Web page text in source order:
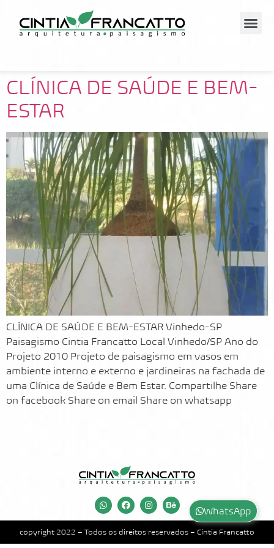
WhatsApp
CLÍNICA DE SAÚDE E BEM-
ESTAR
CLÍNICA DE SAÚDE E BEM-ESTAR Vinhedo-SP
Paisagismo Cintia Francatto Local Vinhedo/SP Ano do
Projeto 2010 Projeto de paisagismo em vasos em
ambiente interno e externo e jardineiras na fachada de
uma Clínica de Saúde e Bem Estar. Compartilhe Share
on facebook Share on email Share on whatsapp
copyright 2022 – Todos os direitos reservados – Cintia Francatto